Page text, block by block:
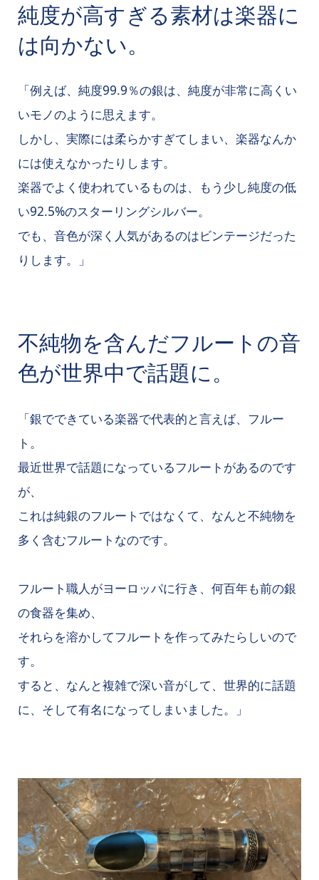
純度が高すぎる素材は楽器に
は向かない。
「例えば、純度99.9％の銀は、純度が非常に高くい
いモノのように思えます。
しかし、実際には柔らかすぎてしまい、楽器なんか
には使えなかったりします。
楽器でよく使われているものは、もう少し純度の低
い92.5%のスターリングシルバー。
でも、音色が深く人気があるのはビンテージだった
りします。」
不純物を含んだフルートの音
色が世界中で話題に。
「銀でできている楽器で代表的と言えば、フルー
ト。
最近世界で話題になっているフルートがあるのです
が、
これは純銀のフルートではなくて、なんと不純物を
多く含むフルートなのです。
フルート職人がヨーロッパに行き、何百年も前の銀
の食器を集め、
それらを溶かしてフルートを作ってみたらしいので
す。
すると、なんと複雑で深い音がして、世界的に話題
に、そして有名になってしまいました。」